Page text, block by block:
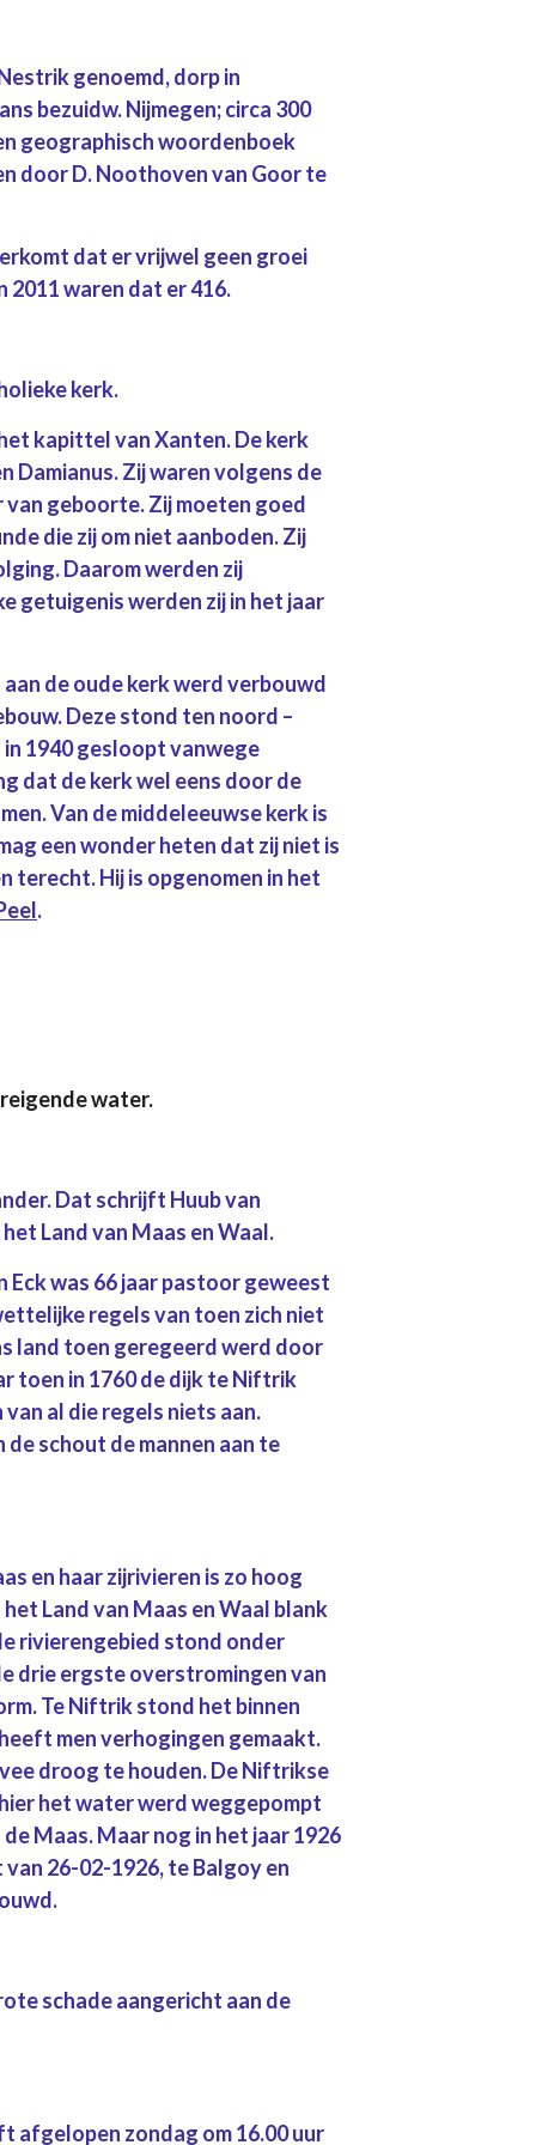
genoemd, dorp in
bezuidw. Nijmegen; circa 300
geographisch woordenboek
door D. Noothoven van Goor te
dat er vrijwel geen groei
waren dat er 416.
kerk.
kapittel van Xanten. De kerk
Damianus. Zij waren volgens de
geboorte. Zij moeten goed
die zij om niet aanboden. Zij
Daarom werden zij
getuigenis werden zij in het jaar
de oude kerk werd verbouwd
Deze stond ten noord –
1940 gesloopt vanwege
dat de kerk wel eens door de
Van de middeleeuwse kerk is
een wonder heten dat zij niet is
terecht. Hij is opgenomen in het
.
water.
Dat schrijft Huub van
Land van Maas en Waal.
was 66 jaar pastoor geweest
regels van toen zich niet
land toen geregeerd werd door
toen in 1760 de dijk te Niftrik
al die regels niets aan.
schout de mannen aan te
en haar zijrivieren is zo hoog
Land van Maas en Waal blank
rivierengebied stond onder
drie ergste overstromingen van
Te Niftrik stond het binnen
men verhogingen gemaakt.
droog te houden. De Niftrikse
het water werd weggepompt
Maas. Maar nog in het jaar 1926
26-02-1926, te Balgoy en
schade aangericht aan de
afgelopen zondag om 16.00 uur